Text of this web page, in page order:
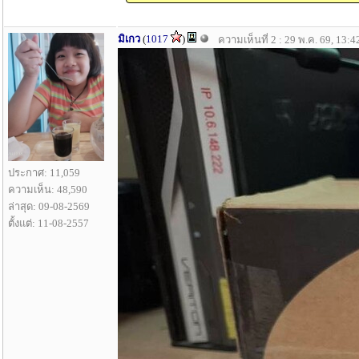
ประกาศ: 11,059
ความเห็น: 48,590
ล่าสุด: 09-08-2569
ตั้งแต่: 11-08-2557
มิเกว (1017 ) ความเห็นที่ 2 : 29 พ.ค. 69,